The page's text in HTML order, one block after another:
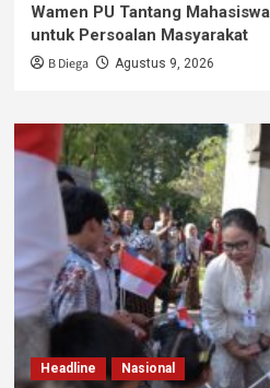
Wamen PU Tantang
untuk Persoalan Masyarakat
B Diega Agustus 9, 2026
Headline Nasional